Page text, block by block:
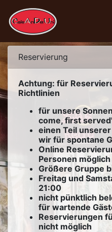
Reservierung
Achtung: für
Richtlinien
für unsere
come, first
einen Teil
wir für spontane
Online
Personen möglich
Größere Gruppe
Freitag und
21:00
nicht pünktlich
für wartende
Reservierungen
nicht möglich